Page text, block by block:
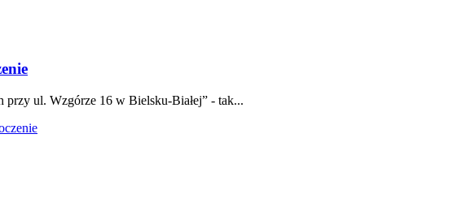
przy ul. Wzgórze 16 w Bielsku-Białej” - tak...